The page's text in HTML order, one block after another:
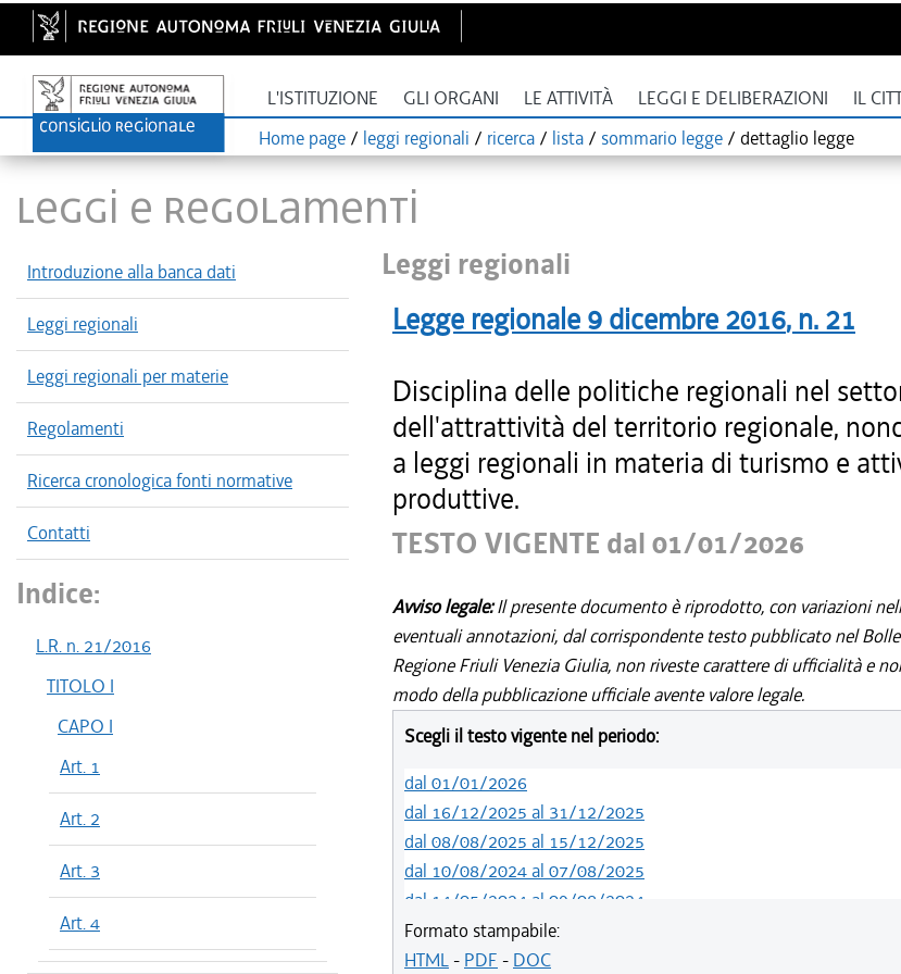
L'ISTITUZIONE GLI ORGANI LE ATTIVITÀ LEGGI E DELIBERAZIONI IL
Home page / leggi regionali / ricerca / lista / sommario legge / dettaglio legge
LEGGI E REGOLAMENTI
Introduzione alla banca dati
Leggi regionali
Leggi regionali per materie
Regolamenti
Ricerca cronologica fonti normative
Contatti
Indice:
L.R. n. 21/2016
TITOLO I
CAPO I
Art. 1
Art. 2
Art. 3
Art. 4
Leggi regionali
Legge regionale 9 dicembre 2016, n. 21
Disciplina delle politiche regionali nel
dell'attrattività del territorio regionale,
a leggi regionali in materia di turismo e
produttive.
TESTO VIGENTE dal 01/01/2026
Avviso legale:Il presente documento è riprodotto, con variazioni
eventuali annotazioni, dal corrispondente testo pubblicato nel
Regione Friuli Venezia Giulia, non riveste carattere di ufficialità e
modo della pubblicazione ufficiale avente valore legale.
Scegli il testo vigente nel periodo:
dal 01/01/2026
dal 16/12/2025 al 31/12/2025
dal 08/08/2025 al 15/12/2025
dal 10/08/2024 al 07/08/2025
dal 14/05/2024 al 09/08/2024
dal 01/01/2024 al 13/05/2024
dal 31/10/2023 al 31/12/2023
Formato stampabile:
HTML- PDF - DOC